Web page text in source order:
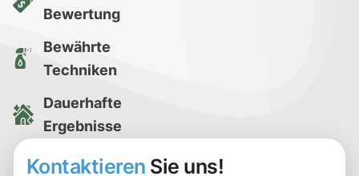
Bewertung
Bewährte
Techniken
Dauerhafte
Ergebnisse
Kostenlose
Kontaktieren Sie uns!